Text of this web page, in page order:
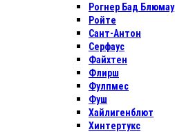
Рогнер Бад Блюмау
Ройте
Сант-Антон
Серфаус
Файхтен
Флирш
Фулпмес
Фуш
Хайлигенблют
Хинтертукс